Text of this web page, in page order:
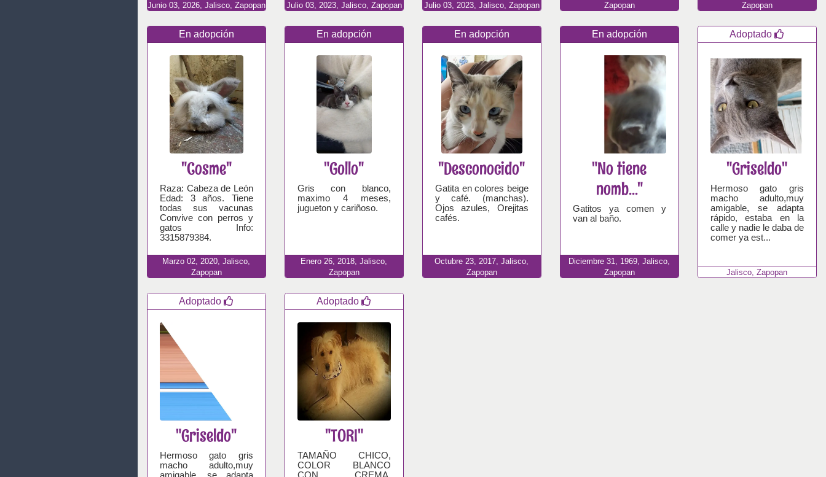
Junio 03, 2026, Jalisco, Zapopan Julio 03, 2023, Jalisco, Zapopan Julio 03, 2023, Jalisco, Zapopan
Zapopan
Zapopan
En adopción
"Cosme"
Raza: Cabeza de León
Edad: 3 años. Tiene
todas sus vacunas
Convive con perros y
gatos Info:
3315879384.
Marzo02,2020, Jalisco,
Zapopan
En adopción
"Gollo"
Gris con blanco,
maximo 4 meses,
jugueton y cariñoso.
Enero26,2018, Jalisco,
Zapopan
En adopción
"Desconocido"
Gatita en colores beige
y café. (manchas).
Ojos azules, Orejitas
cafés.
Octubre23,2017, Jalisco,
Zapopan
En adopción
"No tiene
nomb..."
Gatitos ya comen y
van al baño.
Diciembre31, 1969, Jalisco,
Zapopan
Adoptado
"Griseldo"
Hermoso gato gris
macho adulto,muy
amigable, se adapta
rápido, estaba en la
calle y nadie le daba de
comer ya est...
Jalisco, Zapopan
Adoptado
"Griseldo"
Hermoso gato gris
macho adulto,muy
Adoptado
"TORI"
TAMAÑO CHICO,
COLOR BLANCO